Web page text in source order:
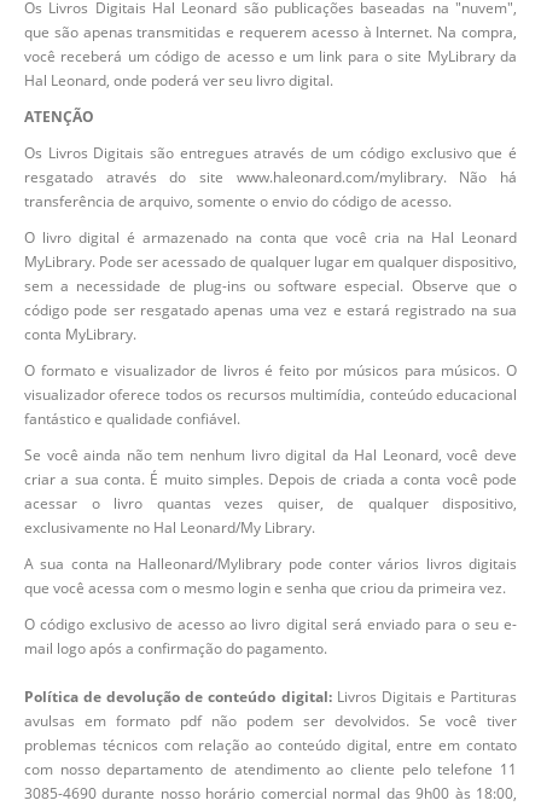
Os Livros Digitais Hal Leonard são publicações baseadas na "nuvem",
que são apenas transmitidas e requerem acesso à Internet. Na compra,
você receberá um código de acesso e um link para o site MyLibrary da
Hal Leonard, onde poderá ver seu livro digital.
ATENÇÃO
Os Livros Digitais são entregues através de um código exclusivo que é
resgatado através do site www.haleonard.com/mylibrary. Não há
transferência de arquivo, somente o envio do código de acesso.
O livro digital é armazenado na conta que você cria na Hal Leonard
MyLibrary. Pode ser acessado de qualquer lugar em qualquer dispositivo,
sem a necessidade de plug-ins ou software especial. Observe que o
código pode ser resgatado apenas uma vez e estará registrado na sua
conta MyLibrary.
O formato e visualizador de livros é feito por músicos para músicos. O
visualizador oferece todos os recursos multimídia, conteúdo educacional
fantástico e qualidade confiável.
Se você ainda não tem nenhum livro digital da Hal Leonard, você deve
criar a sua conta. É muito simples. Depois de criada a conta você pode
acessar o livro quantas vezes quiser, de qualquer dispositivo,
exclusivamente no Hal Leonard/My Library.
A sua conta na Halleonard/Mylibrary pode conter vários livros digitais
que você acessa com o mesmo login e senha que criou da primeira vez.
O código exclusivo de acesso ao livro digital será enviado para o seu e-
mail logo após a confirmação do pagamento.
Política de devolução de conteúdo digital:Livros Digitais e Partituras
avulsas em formato pdf não podem ser devolvidos. Se você tiver
problemas técnicos com relação ao conteúdo digital, entre em contato
com nosso departamento de atendimento ao cliente pelo telefone 11
3085-4690 durante nosso horário comercial normal das 9h00 às 18:00,